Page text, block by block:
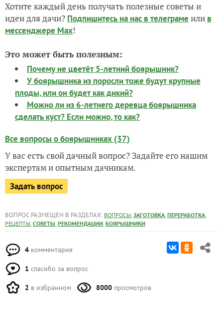
Хотите каждый день получать полезные советы и
идеи для дачи? Подпишитесь на нас в телеграме или в
мессенджере Max!
Это может быть полезным:
Почему не цветёт 5-летний боярышник?
У боярышника из поросли тоже будут крупные
плоды, или он будет как дикий?
Можно ли из 6-летнего деревца боярышника
сделать куст? Если можно, то как?
Все вопросы о боярышниках (37)
У вас есть свой дачный вопрос? Задайте его нашим
экспертам и опытным дачникам.
Задать вопрос
ВОПРОС РАЗМЕЩЕН В РАЗДЕЛАХ: ВОПРОСЫ, ЗАГОТОВКА, ПЕРЕРАБОТКА,
РЕЦЕПТЫ, СОВЕТЫ, РЕКОМЕНДАЦИИ, БОЯРЫШНИКИ
4 комментария
1 спасибо за вопрос
2 в избранном 8000 просмотров